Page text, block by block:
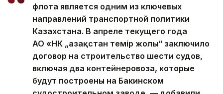
флота является одним из ключевых
направлений транспортной политики
Казахстана. В апреле текущего года
АО «НК „Қазақстан темір жолы“ заключило
договор на строительство шести судов,
включая два контейнеровоза, которые
будут построены на Бакинском